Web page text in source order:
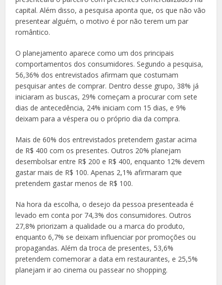
capital. Além disso, a pesquisa aponta que, os que não vão
presentear alguém, o motivo é por não terem um par
romântico.
O planejamento aparece como um dos principais
comportamentos dos consumidores. Segundo a pesquisa,
56,36% dos entrevistados afirmam que costumam
pesquisar antes de comprar. Dentro desse grupo, 38% já
iniciaram as buscas, 29% começam a procurar com sete
dias de antecedência, 24% iniciam com 15 dias, e 9%
deixam para a véspera ou o próprio dia da compra.
Mais de 60% dos entrevistados pretendem gastar acima
de R$ 400 com os presentes. Outros 20% planejam
desembolsar entre R$ 200 e R$ 400, enquanto 12% devem
gastar mais de R$ 100. Apenas 2,1% afirmaram que
pretendem gastar menos de R$ 100.
Na hora da escolha, o desejo da pessoa presenteada é
levado em conta por 74,3% dos consumidores. Outros
27,8% priorizam a qualidade ou a marca do produto,
enquanto 6,7% se deixam influenciar por promoções ou
propagandas. Além da troca de presentes, 53,6%
pretendem comemorar a data em restaurantes, e 25,5%
planejam ir ao cinema ou passear no shopping.